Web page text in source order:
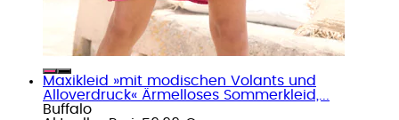
Maxikleid »mit modischen Volants und
Alloverdruck« Ärmelloses Sommerkleid,...
Buffalo